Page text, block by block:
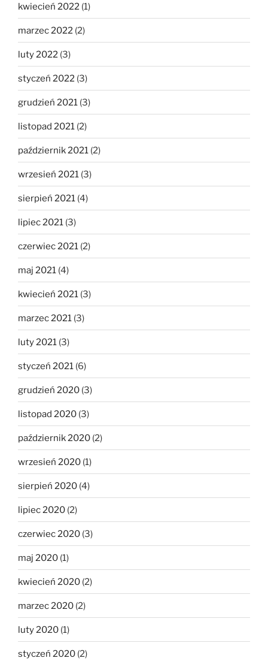
kwiecień 2022 (1)
marzec 2022 (2)
luty 2022 (3)
styczeń 2022 (3)
grudzień 2021 (3)
listopad 2021 (2)
październik 2021 (2)
wrzesień 2021 (3)
sierpień 2021 (4)
lipiec 2021 (3)
czerwiec 2021 (2)
maj 2021 (4)
kwiecień 2021 (3)
marzec 2021 (3)
luty 2021 (3)
styczeń 2021 (6)
grudzień 2020 (3)
listopad 2020 (3)
październik 2020 (2)
wrzesień 2020 (1)
sierpień 2020 (4)
lipiec 2020 (2)
czerwiec 2020 (3)
maj 2020 (1)
kwiecień 2020 (2)
marzec 2020 (2)
luty 2020 (1)
styczeń 2020 (2)